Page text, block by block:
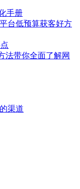
手册
台低预算获客好方
法带你全面了解网
渠道